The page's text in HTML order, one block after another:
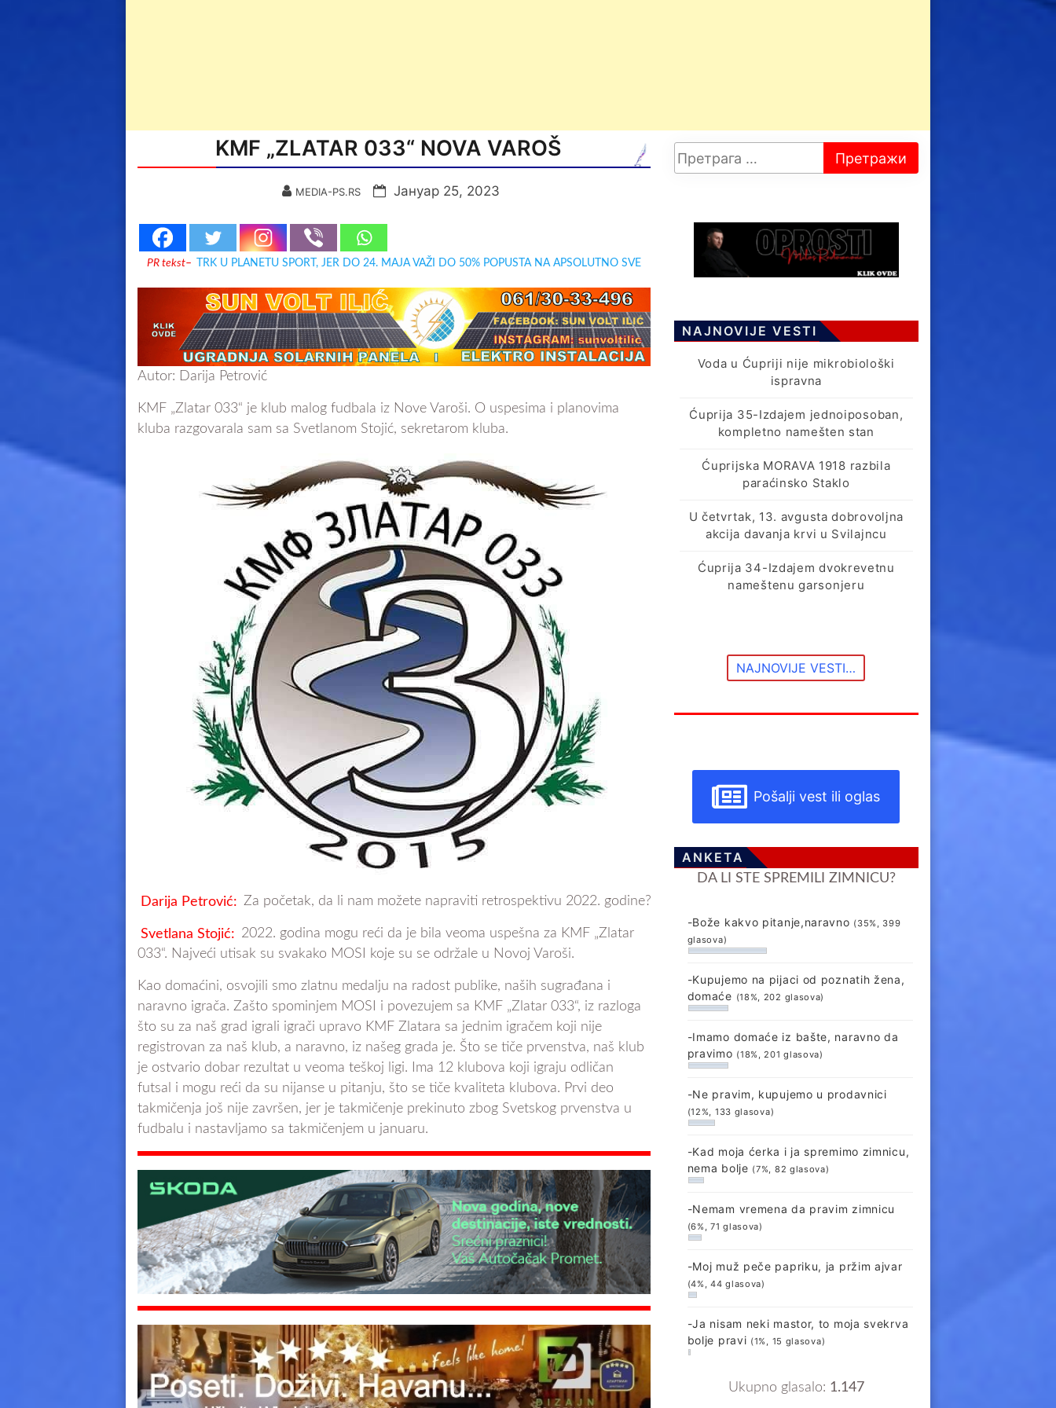
KMF „ZLATAR 033“ NOVA VAROŠ
MEDIA-PS.RS Јануар 25, 2023
PR tekst– TRK U PLANETU SPORT, JER DO 24. MAJA VAŽI DO 50% POPUSTA NA APSOLUTNO SVE
Autor: Darija Petrović
KMF „Zlatar 033“ je klub malog fudbala iz Nove Varoši. O uspesima i planovima
kluba razgovarala sam sa Svetlanom Stojić, sekretarom kluba.
Darija Petrović: Za početak, da li nam možete napraviti retrospektivu 2022. godine?
Svetlana Stojić: 2022. godina mogu reći da je bila veoma uspešna za KMF „Zlatar
033“. Najveći utisak su svakako MOSI koje su se održale u Novoj Varoši.
Kao domaćini, osvojili smo zlatnu medalju na radost publike, naših sugrađana i
naravno igrača. Zašto spominjem MOSI i povezujem sa KMF „Zlatar 033“, iz razloga
što su za naš grad igrali igrači upravo KMF Zlatara sa jednim igračem koji nije
registrovan za naš klub, a naravno, iz našeg grada je. Što se tiče prvenstva, naš klub
je ostvario dobar rezultat u veoma teškoj ligi. Ima 12 klubova koji igraju odličan
futsal i mogu reći da su nijanse u pitanju, što se tiče kvaliteta klubova. Prvi deo
takmičenja još nije završen, jer je takmičenje prekinuto zbog Svetskog prvenstva u
fudbalu i nastavljamo sa takmičenjem u januaru.
NAJNOVIJE VESTI
Voda u Ćupriji nije mikrobiološki
ispravna
Ćuprija 35-Izdajem jednoiposoban,
kompletno namešten stan
Ćuprijska MORAVA 1918 razbila
paraćinsko Staklo
U četvrtak, 13. avgusta dobrovoljna
akcija davanja krvi u Svilajncu
Ćuprija 34-Izdajem dvokrevetnu
nameštenu garsonjeru
NAJNOVIJE VESTI…
Pošalji vest ili oglas
ANKETA
DA LI STE SPREMILI ZIMNICU?
-Bože kakvo pitanje,naravno (35%, 399
glasova)
-Kupujemo na pijaci od poznatih žena,
domaće (18%, 202 glasova)
-Imamo domaće iz bašte, naravno da
pravimo (18%, 201 glasova)
-Ne pravim, kupujemo u prodavnici
(12%, 133 glasova)
-Kad moja ćerka i ja spremimo zimnicu,
nema bolje (7%, 82 glasova)
-Nemam vremena da pravim zimnicu
(6%, 71 glasova)
-Moj muž peče papriku, ja pržim ajvar
(4%, 44 glasova)
-Ja nisam neki mastor, to moja svekrva
bolje pravi (1%, 15 glasova)
Ukupno glasalo: 1.147